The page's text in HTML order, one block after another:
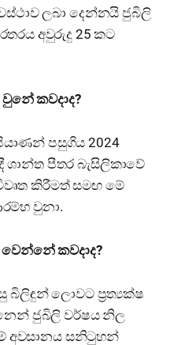
ලබා දෙන්නයි ජුබිලි
අවුරුදු 25 කට
කවදාද?
පසුගිය 2024
ශාන්ත පීතර බැසිලිකාවේ
විවෘත කිරීමත් සමඟ මේ
වුනා.
කවදාද?
බිලිඳුන් ලොවට ප්‍රත්‍යක්ෂ
ජුබිලි වර්ෂය නිල
අවසානය සනිටුහන්